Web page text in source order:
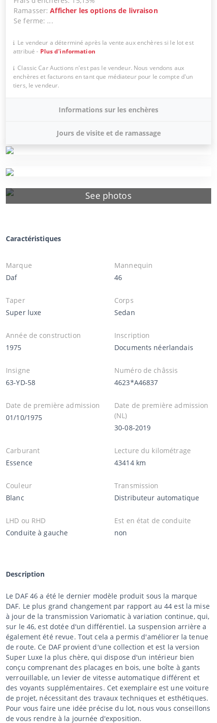
See photos
Ramasser:Afficher les options de livraison
Se ferme: ...
Le vendeur a déterminé après la vente aux enchères si le lot est
attribué - Plus d'information
Classic Car Auctions n'est pas le vendeur. Nous vendons aux
enchères et facturons en tant que médiateur pour le compte d'un
tiers, le vendeur.
Informations sur les enchères
Jours de visite et de ramassage
Caractéristiques
Marque
Daf
Mannequin
46
Taper
Super luxe
Corps
Sedan
Année de construction
1975
Inscription
Documents néerlandais
Insigne
63-YD-58
Numéro de châssis
4623*A46837
Date de première admission
01/10/1975
Date de première admission
(NL)
30-08-2019
Carburant
Essence
Lecture du kilométrage
43414 km
Couleur
Blanc
Transmission
Distributeur automatique
LHD ou RHD
Conduite à gauche
Est en état de conduite
non
Description
Le DAF 46 a été le dernier modèle produit sous la marque
DAF. Le plus grand changement par rapport au 44 est la mise
à jour de la transmission Variomatic à variation continue, qui,
sur le 46, est dotée d'un différentiel. La suspension arrière a
également été revue. Tout cela a permis d'améliorer la tenue
de route. Ce DAF provient d'une collection et est la version
Super Luxe la plus chère, qui dispose d'un intérieur bien
conçu comprenant des placages en bois, une boîte à gants
verrouillable, un levier de vitesse automatique différent et
des voyants supplémentaires. Cet exemplaire est une voiture
de projet, nécessitant des travaux techniques et esthétiques.
Pour vous faire une idée précise du lot, nous vous conseillons
de vous rendre à la journée d'exposition.